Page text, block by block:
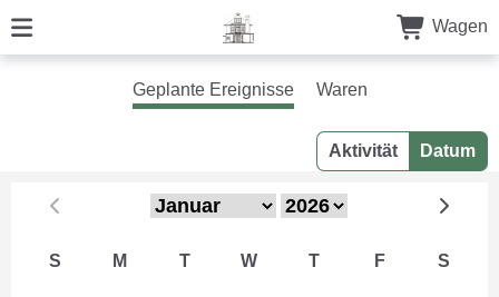
Wagen
Geplante Ereignisse Waren
Aktivität Datum
S M T W T F S